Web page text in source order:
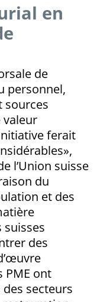
en
de
personnel,
sources
valeur
ferait
l’Union suisse
du
et des
suisses
des
PME ont
secteurs